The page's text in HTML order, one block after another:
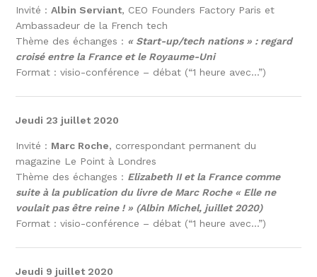
Invité :Albin Serviant, CEO Founders Factory Paris et
Ambassadeur de la French tech
Thème des échanges : « Start-up/tech nations » : regard
croisé entre la France et le Royaume-Uni
Format : visio-conférence – débat (“1 heure avec…”)
Jeudi 23 juillet 2020
Invité : Marc Roche, correspondant permanent du
magazine Le Point à Londres
Thème des échanges : Elizabeth II et la France comme
suite à la publication du livre de Marc Roche « Elle ne
voulait pas être reine ! » (Albin Michel, juillet 2020)
Format : visio-conférence – débat (“1 heure avec…”)
Jeudi 9 juillet 2020